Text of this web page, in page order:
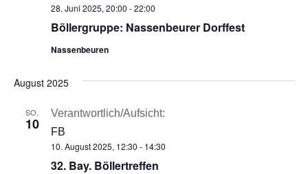
28. Juni 2025, 20:00 -22:00
Böllergruppe: Nassenbeurer Dorffest
Nassenbeuren
August 2025
SO.
10
10. August 2025, 12:30 - 14:30
32. Bay. Böllertreffen
Verantwortlich/Aufsicht:
FB